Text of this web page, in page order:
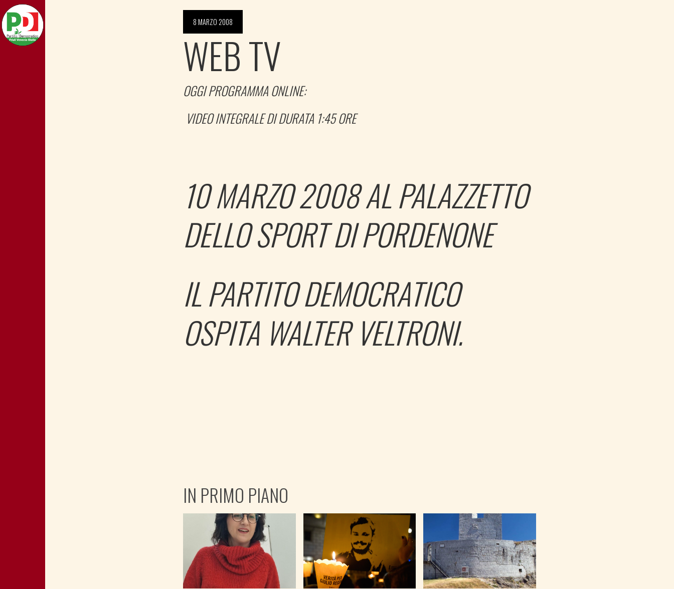
8 MARZO 2008
WEB TV
OGGI PROGRAMMA ONLINE:
VIDEO INTEGRALE DI DURATA 1:45 ORE
10 MARZO 2008 AL PALAZZETTO
DELLO SPORT DI PORDENONE
IL PARTITO DEMOCRATICO
OSPITA WALTER VELTRONI.
IN PRIMO PIANO